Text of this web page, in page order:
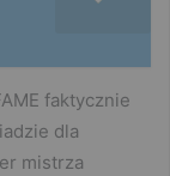
faktycznie
dla
mistrza